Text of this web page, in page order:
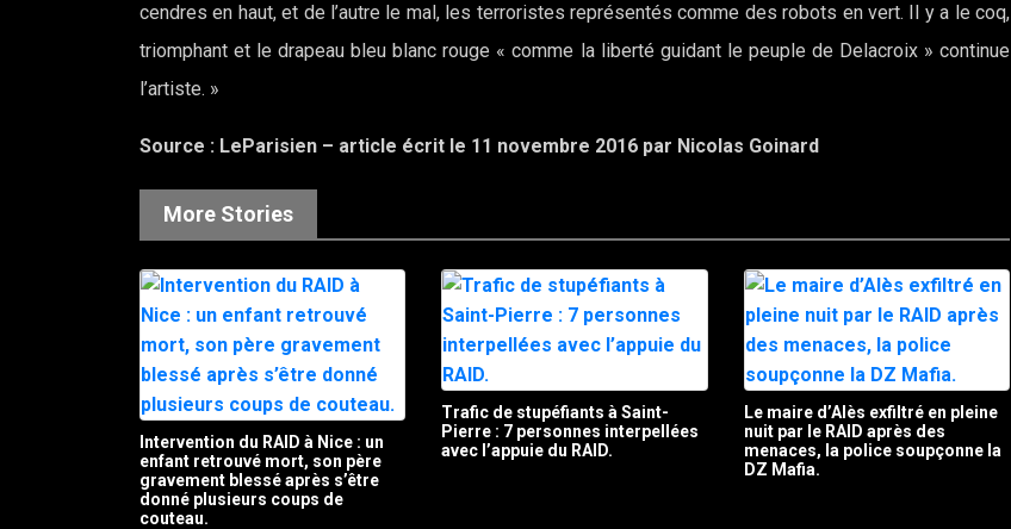
cendres en haut, et de l’autre le mal, les terroristes représentés comme des robots en vert. Il y a le coq,
triomphant et le drapeau bleu blanc rouge « comme la liberté guidant le peuple de Delacroix » continue
l’artiste. »
Source : LeParisien – article écrit le 11 novembre 2016 par Nicolas Goinard
More Stories
Intervention du RAID à Nice : un
enfant retrouvé mort, son père
gravement blessé après s’être
donné plusieurs coups de
couteau.
Trafic de stupéfiants à Saint-
Pierre : 7 personnes interpellées
avec l’appuie du RAID.
Le maire d’Alès exfiltré en pleine
nuit par le RAID après des
menaces, la police soupçonne la
DZ Mafia.